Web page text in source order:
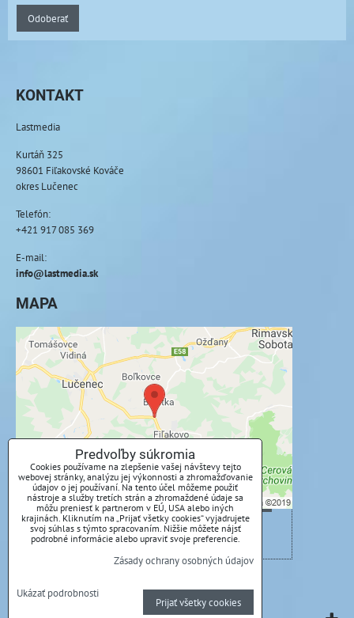
Odoberať
KONTAKT
Lastmedia
Kurtáň 325
98601 Fiľakovské Kováče
okres Lučenec
Telefón:
+421 917 085 369
E-mail:
info@lastmedia.sk
MAPA
Externý obsah je blokovaný Voľbami
súkromia
Prajete si načítať externý obsah?
Povoliť tentokrát
Povoliť a zapamätať - súhlas s druhom cookie:
Funkčné
Otvoriť obsah v novom okne
Predvoľby súkromia
Cookies používame na zlepšenie vašej návštevy tejto
webovej stránky, analýzu jej výkonnosti a zhromažďovanie
údajov o jej používaní. Na tento účel môžeme použiť
nástroje a služby tretích strán a zhromaždené údaje sa
môžu preniesť k partnerom v EÚ, USA alebo iných
krajinách. Kliknutím na „Prijať všetky cookies“ vyjadrujete
svoj súhlas s týmto spracovaním. Nižšie môžete nájsť
podrobné informácie alebo upraviť svoje preferencie.
Zásady ochrany osobných údajov
Ukázať podrobnosti
Prijať všetky cookies